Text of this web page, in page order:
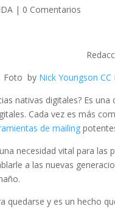
| 0 Comentarios
Foto by Nick Youngson CC
nativas digitales? Es
Cada vez es más
de mailing
necesidad vital para las
a las nuevas
quedarse y es un hecho